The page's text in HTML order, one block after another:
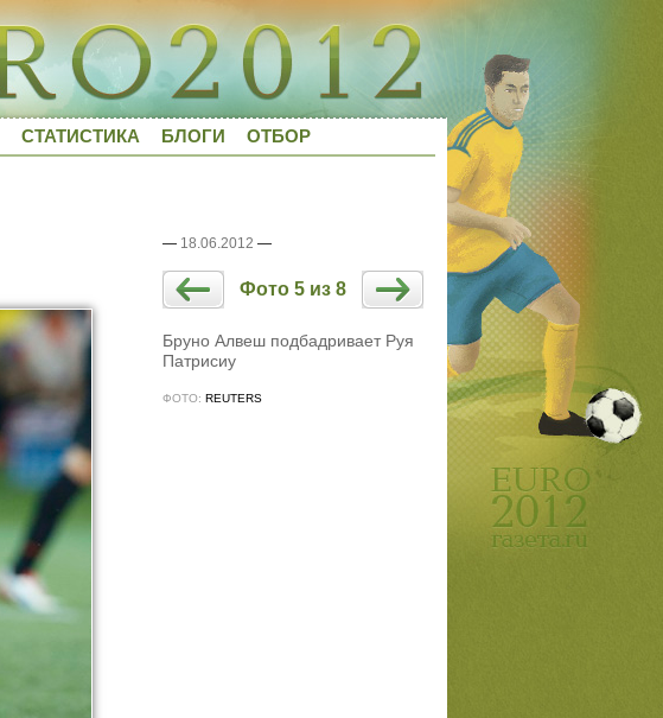
СТАТИСТИКА БЛОГИ ОТБОР
— 18.06.2012 —
Фото 5 из 8
Бруно Алвеш подбадривает Руя
Патрисиу
ФОТО: REUTERS